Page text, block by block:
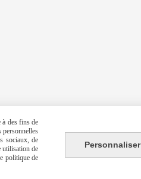
des fins de
sociaux, de
utilisation de
politique de
Personnaliser